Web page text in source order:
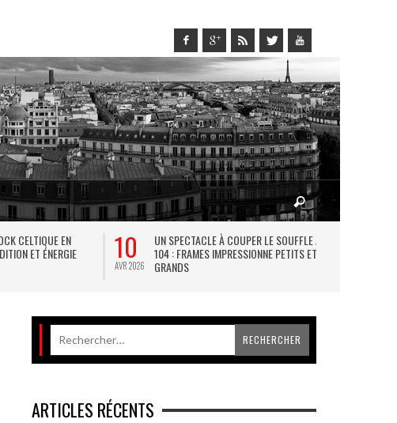
LES MÂCHONNES DE PARIS : LA
GOURMANDISE AU FÉMININ
29
EXPO CALDER, LE ROI DU FIL DE
BON GOÛT D’ENFANCE
ARTICLES RÉCENTS